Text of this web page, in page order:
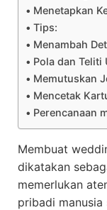
Menetapkan
Tips:
Menambah
Pola dan Teliti
Memutuskan
Mencetak
Perencanaan
Membuat
dikatakan
memerlukan
pribadi